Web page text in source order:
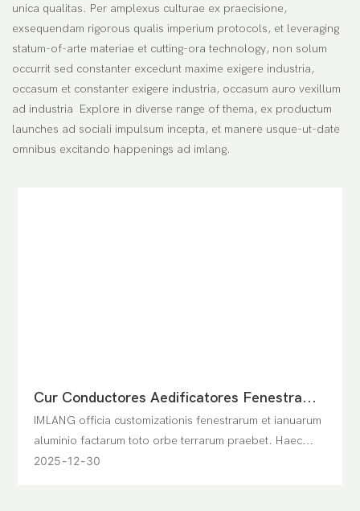
unica qualitas. Per amplexus culturae ex praecisione,
exsequendam rigorous qualis imperium protocols, et leveraging
statum-of-arte materiae et cutting-ora technology, non solum
occurrit sed constanter excedunt maxime exigere industria,
occasum et constanter exigere industria, occasum auro vexillum
ad industria Explore in diverse range of thema, ex productum
launches ad sociali impulsum incepta, et manere usque-ut-date
omnibus excitando happenings ad imlang.
Cur Conductores Aedificatores Fenestram
Et Ianuam Alumineam IMLANG Eligunt
IMLANG officia customizationis fenestrarum et ianuarum
aluminio factarum toto orbe terrarum praebet. Haec
experientia societatem variis climatibus, legibus, et
2025 12 30